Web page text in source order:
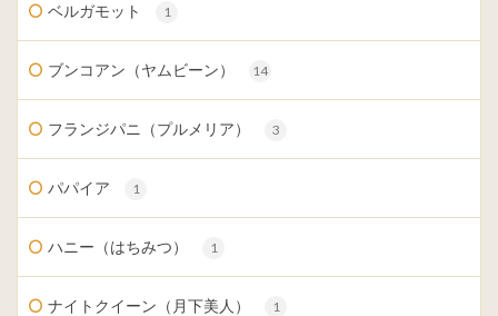
ベルガモット 1
ブンコアン（ヤムビーン） 14
フランジパニ（プルメリア） 3
パパイア 1
ハニー（はちみつ） 1
ナイトクイーン（月下美人） 1